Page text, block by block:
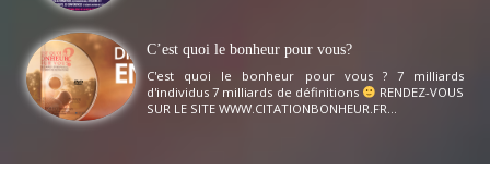
C’est quoi le bonheur pour vous?
C'est quoi le bonheur pour vous ? 7 milliards
d'individus 7 milliards de définitions
RENDEZ-VOUS
SUR LE SITE WWW.CITATIONBONHEUR.FR...